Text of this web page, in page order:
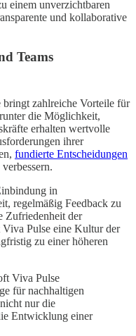
einem unverzichtbaren
und kollaborative
Teams
zahlreiche Vorteile für
die Möglichkeit,
erhalten wertvolle
ihrer
fundierte Entscheidungen
in
regelmäßig Feedback zu
Zufriedenheit der
Pulse eine Kultur der
zu einer höheren
Viva Pulse
für nachhaltigen
nur die
Entwicklung einer